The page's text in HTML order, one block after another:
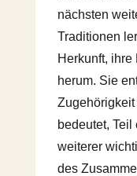
nächsten
Traditionen
Herkunft,
herum. Sie
bedeutet,
weiterer
des